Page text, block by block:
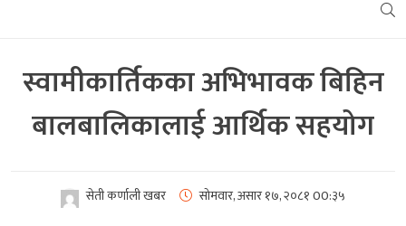
स्वामीकार्तिकका अभिभावक बिहिन
बालबालिकालाई आर्थिक सहयोग
सेती कर्णाली खबर सोमवार, असार १७, २०८१00:३५